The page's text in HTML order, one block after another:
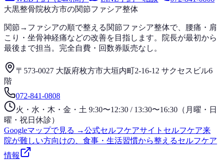
大黒整骨院枚方市の関節ファシア整体
関節→ファシアの順で整える関節ファシア整体で、腰痛・肩
こり・坐骨神経痛などの改善を目指します。院長が最初から
最後まで担当。完全自費・回数券販売なし。
〒573-0027 大阪府枚方市大垣内町2-16-12 サクセスビル6
階
072-841-0808
火・水・木・金・土 9:30〜12:30 / 13:30〜16:30（月曜・日
曜・祝日休診）
Googleマップで見る →公式セルフケアサイト セルフケア来
院が難しい方向けの、食事・生活習慣から整えるセルフケア
情報